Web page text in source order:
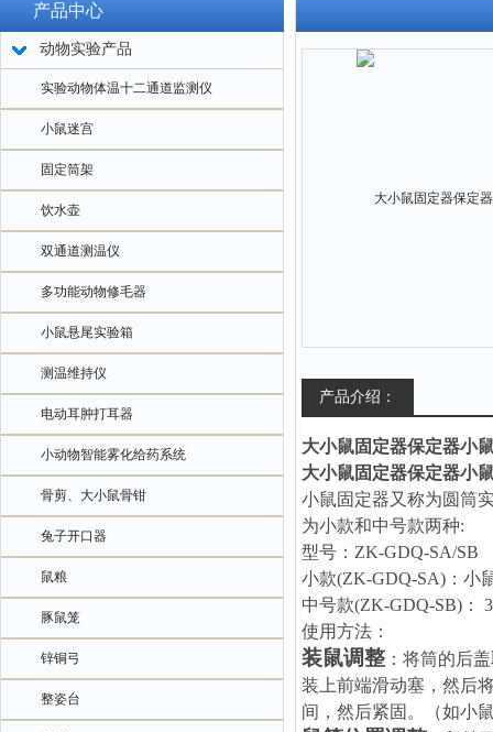
产品中心
动物实验产品
实验动物体温十二通道监测仪
小鼠迷宫
固定筒架
饮水壶
双通道测温仪
多功能动物修毛器
小鼠悬尾实验箱
测温维持仪
电动耳肿打耳器
小动物智能雾化给药系统
骨剪、大小鼠骨钳
兔子开口器
鼠粮
豚鼠笼
锌铜弓
整姿台
产品介绍：
大小鼠固定器保定器小
大小鼠固定器保定器小
小鼠固定器又称为圆筒
为小款和中号款两种:
型号： ZK-GDQ-SA/SB
小款(ZK-GDQ-SA) ：小
中号款(ZK-GDQ-SB) ：
使用方法 ：
装鼠调整 ： 将筒的后
装上前端滑动塞，然后
间，然后紧固。（如小